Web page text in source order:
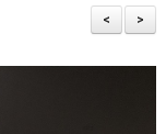
>
<